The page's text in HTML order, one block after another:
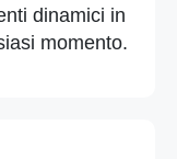
dinamici in
momento.